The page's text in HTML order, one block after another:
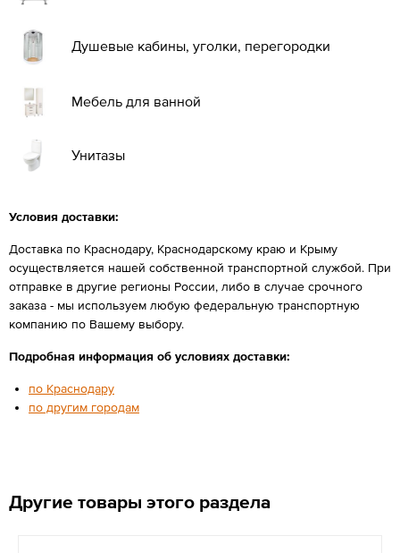
Душевые кабины, уголки, перегородки
Мебель для ванной
Унитазы
Условия доставки:
Доставка по Краснодару, Краснодарскому краю и Крыму
осуществляется нашей собственной транспортной службой. При
отправке в другие регионы России, либо в случае срочного
заказа - мы используем любую федеральную транспортную
компанию по Вашему выбору.
Подробная информация об условиях доставки:
по Краснодару
по другим городам
Другие товары этого раздела